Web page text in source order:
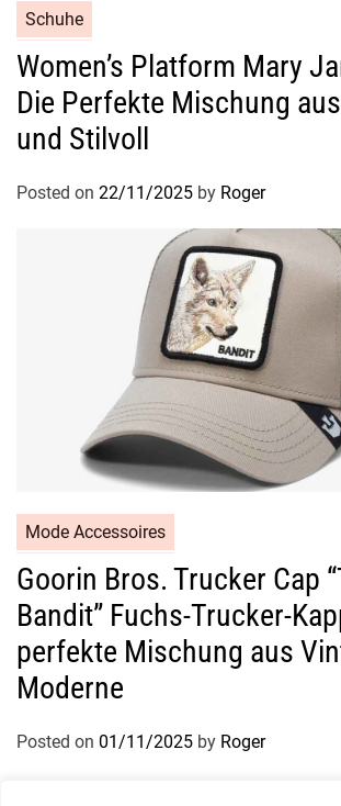
Schuhe
Women’s Platform Mary
Die Perfekte Mischung
und Stilvoll
Posted on 22/11/2025 by Roger
Mode Accessoires
Goorin Bros. Trucker Cap
Bandit” Fuchs-Trucker-
perfekte Mischung aus
Moderne
Posted on 01/11/2025 by Roger